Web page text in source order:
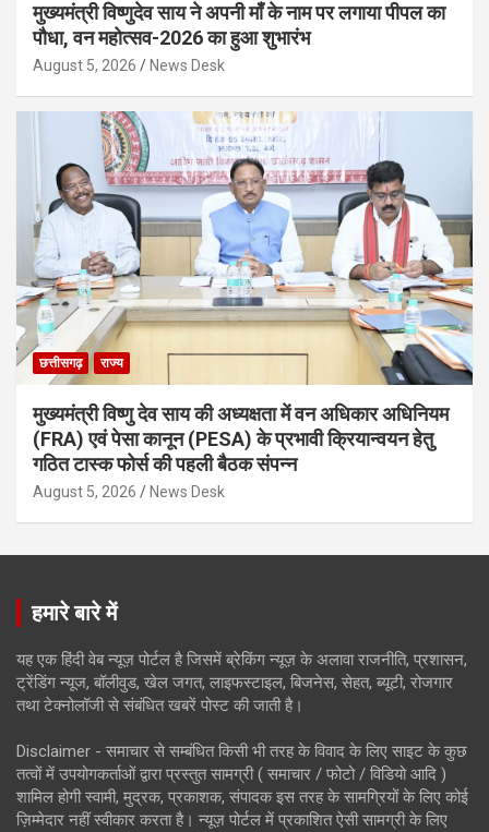
मुख्यमंत्री विष्णुदेव साय ने अपनी माँ के नाम पर लगाया पीपल का
पौधा, वन महोत्सव-2026 का हुआ शुभारंभ
August 5, 2026 News Desk
छत्तीसगढ़ राज्य
मुख्यमंत्री विष्णु देव साय की अध्यक्षता में वन अधिकार अधिनियम
(FRA) एवं पेसा कानून (PESA) के प्रभावी क्रियान्वयन हेतु
गठित टास्क फोर्स की पहली बैठक संपन्न
August 5, 2026 News Desk
हमारे बारे में
यह एक हिंदी वेब न्यूज़ पोर्टल है जिसमें ब्रेकिंग न्यूज़ के अलावा राजनीति, प्रशासन,
ट्रेंडिंग न्यूज, बॉलीवुड, खेल जगत, लाइफस्टाइल, बिजनेस, सेहत, ब्यूटी, रोजगार
तथा टेक्नोलॉजी से संबंधित खबरें पोस्ट की जाती है।
Disclaimer - समाचार से सम्बंधित किसी भी तरह के विवाद के लिए साइट के कुछ
तत्वों में उपयोगकर्ताओं द्वारा प्रस्तुत सामग्री ( समाचार / फोटो / विडियो आदि )
शामिल होगी स्वामी, मुद्रक, प्रकाशक, संपादक इस तरह के सामग्रियों के लिए कोई
ज़िम्मेदार नहीं स्वीकार करता है। न्यूज़ पोर्टल में प्रकाशित ऐसी सामग्री के लिए